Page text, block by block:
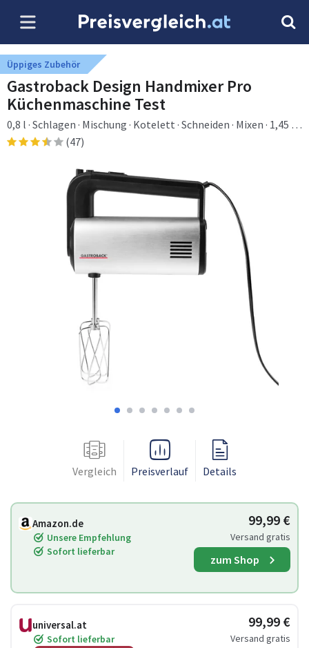
Üppiges Zubehör
Gastroback Design Handmixer Pro
Küchenmaschine Test
0,8 l · Schlagen · Mischung · Kotelett · Schneiden · Mixen · 1,45 m
· Duralumin · 500 W
(47)
Vergleich Preisverlauf Details
Amazon.de
Unsere Empfehlung
Sofort lieferbar
99,99 €
Versand gratis
zum Shop
universal.at
Sofort lieferbar
99,99 €
Versand gratis